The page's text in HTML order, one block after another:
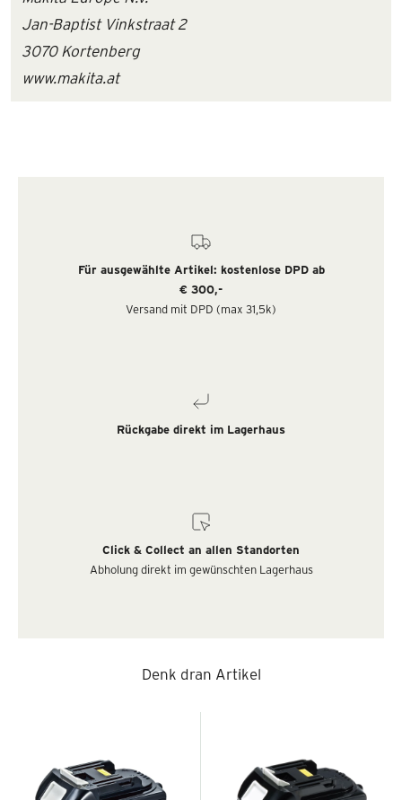
Jan-Baptist Vinkstraat 2
3070 Kortenberg
www.makita.at
Für ausgewählte Artikel: kostenlose DPD ab
€ 300,-
Versand mit DPD (max 31,5k)
Rückgabe direkt im Lagerhaus
Click & Collect an allen Standorten
Abholung direkt im gewünschten Lagerhaus
Denk dran Artikel